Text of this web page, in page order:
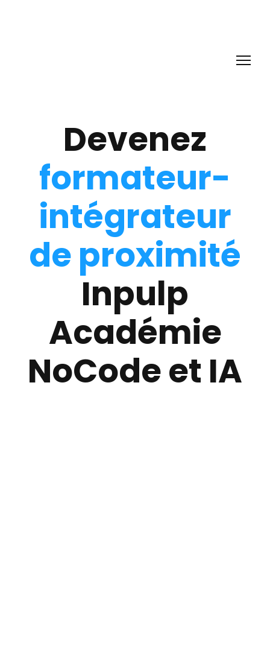
Devenez
formateur-
intégrateur
de proximité
Inpulp
Académie
NoCode et IA